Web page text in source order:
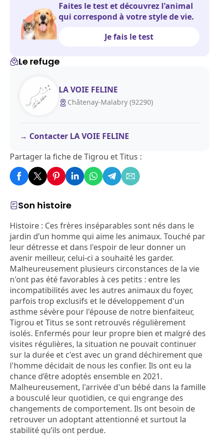
Son histoire
Histoire : Ces frères inséparables sont nés dans le
jardin d’un homme qui aime les animaux. Touché par
leur détresse et dans l'espoir de leur donner un
avenir meilleur, celui-ci a souhaité les garder.
Malheureusement plusieurs circonstances de la vie
n'ont pas été favorables à ces petits : entre les
incompatibilités avec les autres animaux du foyer,
parfois trop exclusifs et le développement d'un
asthme sévère pour l'épouse de notre bienfaiteur,
Tigrou et Titus se sont retrouvés régulièrement
isolés. Enfermés pour leur propre bien et malgré des
visites régulières, la situation ne pouvait continuer
sur la durée et c'est avec un grand déchirement que
l'homme décidait de nous les confier. Ils ont eu la
chance d’être adoptés ensemble en 2021.
Malheureusement, l'arrivée d'un bébé dans la famille
a bousculé leur quotidien, ce qui engrange des
changements de comportement. Ils ont besoin de
retrouver un adoptant attentionné et surtout la
stabilité qu’ils ont perdue.
Faites le test et découvrez l'animal
qui correspond à votre style de vie.
Je fais le test
Le refuge
LA VOIE FELINE
Châtenay-Malabry (92290)
Contacter LA VOIE FELINE
Partager la fiche de Tigrou et Titus :